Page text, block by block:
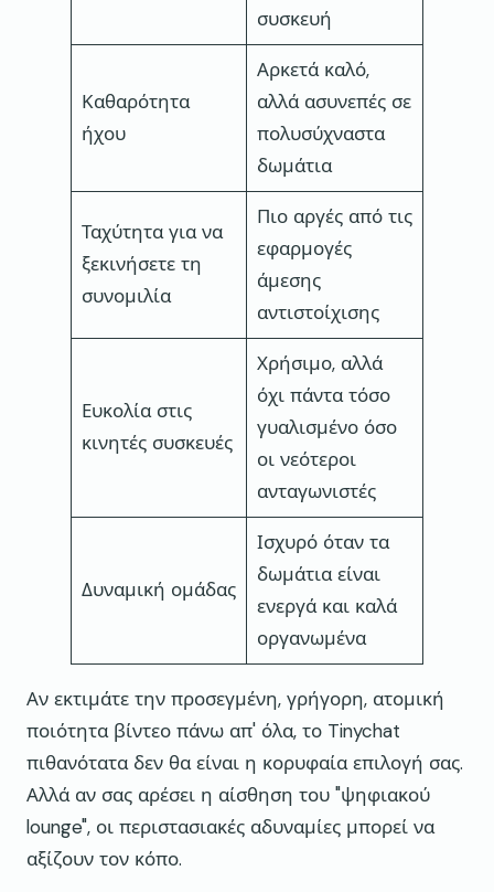
συσκευή
Καθαρότητα
ήχου
Αρκετά καλό,
αλλά ασυνεπές σε
πολυσύχναστα
δωμάτια
Ταχύτητα για να
ξεκινήσετε τη
συνομιλία
Πιο αργές από τις
εφαρμογές
άμεσης
αντιστοίχισης
Ευκολία στις
κινητές συσκευές
Χρήσιμο, αλλά
όχι πάντα τόσο
γυαλισμένο όσο
οι νεότεροι
ανταγωνιστές
Δυναμική ομάδας
Ισχυρό όταν τα
δωμάτια είναι
ενεργά και καλά
οργανωμένα
Αν εκτιμάτε την προσεγμένη, γρήγορη, ατομική
ποιότητα βίντεο πάνω απ' όλα, το Tinychat
πιθανότατα δεν θα είναι η κορυφαία επιλογή σας.
Αλλά αν σας αρέσει η αίσθηση του "ψηφιακού
lounge", οι περιστασιακές αδυναμίες μπορεί να
αξίζουν τον κόπο.